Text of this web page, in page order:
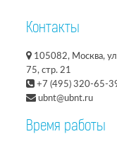
Контакты
105082, Москва,
75, стр. 21
+7 (495) 320-65-
ubnt@ubnt.ru
Время работы